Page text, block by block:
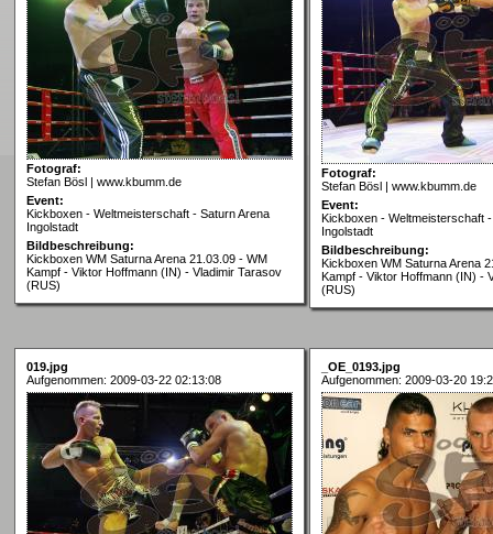
Fotograf:
Stefan Bösl | www.kbumm.de
Event:
Kickboxen - Weltmeisterschaft - Saturn Arena
Ingolstadt
Bildbeschreibung:
Kickboxen WM Saturna Arena 21.03.09 - WM
Kampf - Viktor Hoffmann (IN) - Vladimir Tarasov
(RUS)
Fotograf:
Stefan Bösl | www.kbumm.de
Event:
Kickboxen - Weltmeisterschaft
Ingolstadt
Bildbeschreibung:
Kickboxen WM Saturna Arena
Kampf - Viktor Hoffmann (IN) -
(RUS)
019.jpg
Aufgenommen: 2009-03-22 02:13:08
_OE_0193.jpg
Aufgenommen: 2009-03-20